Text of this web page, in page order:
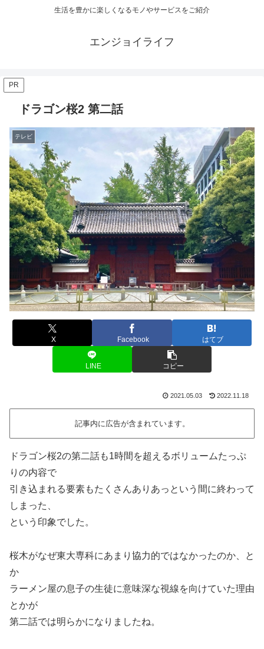
生活を豊かに楽しくなるモノやサービスをご紹介
エンジョイライフ
PR
ドラゴン桜2 第二話
テレビ
X Facebook はてブ
LINE コピー
2021.05.03 2022.11.18
記事内に広告が含まれています。
ドラゴン桜2の第二話も1時間を超えるボリュームたっぷ
りの内容で
引き込まれる要素もたくさんありあっという間に終わって
しまった、
という印象でした。
桜木がなぜ東大専科にあまり協力的ではなかったのか、と
か
ラーメン屋の息子の生徒に意味深な視線を向けていた理由
とかが
第二話では明らかになりましたね。